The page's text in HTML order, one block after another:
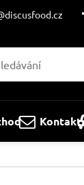
Kontakt